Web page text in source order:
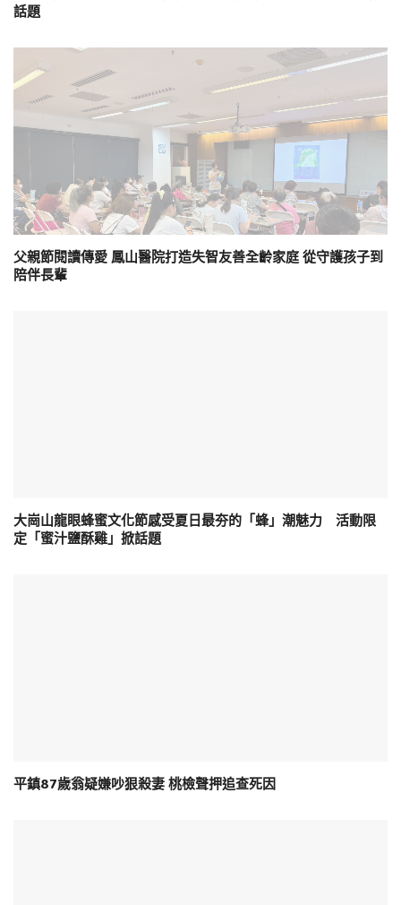
話題
父親節閱讀傳愛 鳳山醫院打造失智友善全齡家庭 從守護孩子到
陪伴長輩
大崗山龍眼蜂蜜文化節感受夏日最夯的「蜂」潮魅力 活動限
定「蜜汁鹽酥雞」掀話題
平鎮87歲翁疑嫌吵狠殺妻 桃檢聲押追查死因